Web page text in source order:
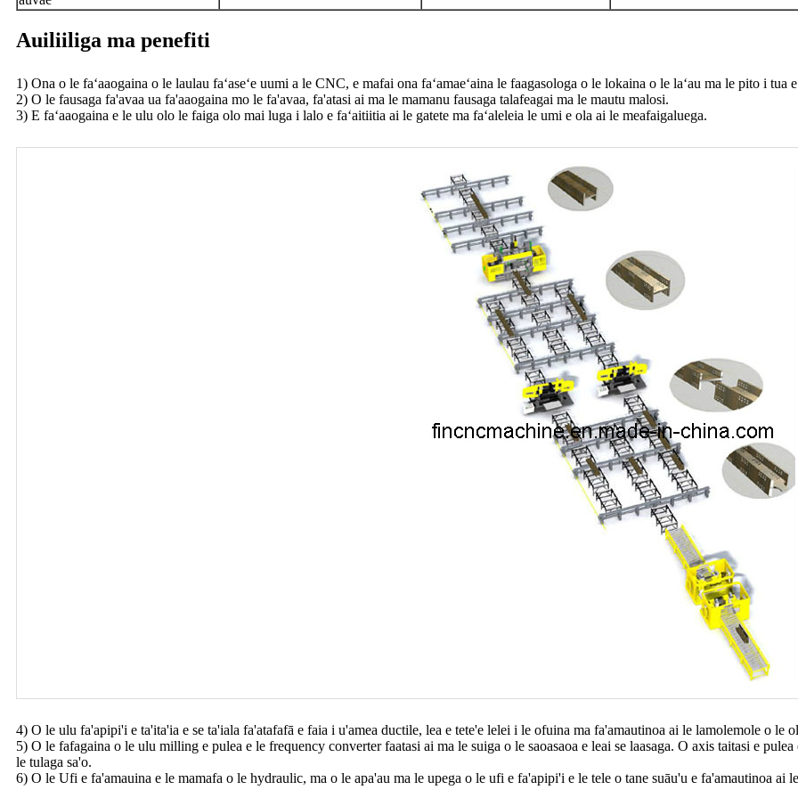
Auiliiliga ma penefiti
1) Ona o le faʻaaogaina o le laulau faʻaseʻe uumi a le CNC, e mafai ona faʻamaeʻaina le faagasologa o le lokaina o le laʻau ma le pito i tua
2) O le fausaga fa'avaa ua fa'aaogaina mo le fa'avaa, fa'atasi ai ma le mamanu fausaga talafeagai ma le mautu malosi.
3) E faʻaaogaina e le ulu olo le faiga olo mai luga i lalo e faʻaitiitia ai le gatete ma faʻaleleia le umi e ola ai le meafaigaluega.
4) O le ulu fa'apipi'i e ta'ita'ia e se ta'iala fa'atafafā e faia i u'amea ductile, lea e tete'e lelei i le ofuina ma fa'amautinoa ai le lamolemole o le
5) O le fafagaina o le ulu milling e pulea e le frequency converter faatasi ai ma le suiga o le saoasaoa e leai se laasaga. O axis taitasi e
le tulaga sa'o.
6) O le Ufi e fa'amauina e le mamafa o le hydraulic, ma o le apa'au ma le upega o le ufi e fa'apipi'i e le tele o tane suāu'u e fa'amautinoa ai